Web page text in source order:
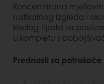
Koncentrirana
rustikalnog izgleda i
kiselog tijesta za
U kompletu s
Prednosti za potrošače